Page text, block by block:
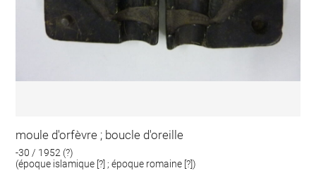
moule d'orfèvre ; boucle d'oreille
-30 / 1952 (?)
(époque islamique [?] ; époque romaine [?])